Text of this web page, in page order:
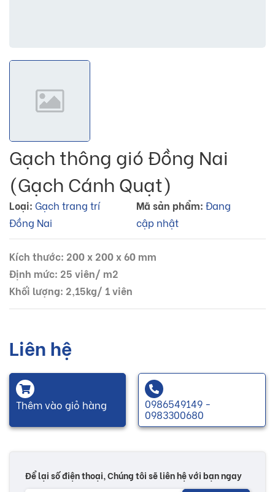
Gạch thông gió Đồng Nai
(Gạch Cánh Quạt)
Loại: Gạch trang trí
Đồng Nai
Mã sản phẩm: Đang
cập nhật
Kích thước: 200 x 200 x 60 mm
Định mức: 25 viên/ m2
Khối lượng: 2,15kg/ 1 viên
Liên hệ
Thêm vào giỏ hàng 0986549149 -
0983300680
Để lại số điện thoại, Chúng tôi sẽ liên hệ với bạn ngay